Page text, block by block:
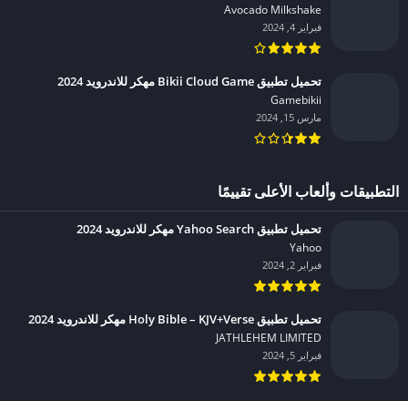
Avocado Milkshake‏
فبراير 4, 2024
تحميل تطبيق Bikii Cloud Game مهكر للاندرويد 2024
Gamebikii‏
مارس 15, 2024
التطبيقات وألعاب الأعلى تقييمًا
تحميل تطبيق Yahoo Search مهكر للاندرويد 2024
Yahoo‏
فبراير 2, 2024
تحميل تطبيق Holy Bible – KJV+Verse مهكر للاندرويد 2024
JATHLEHEM LIMITED‏
فبراير 5, 2024